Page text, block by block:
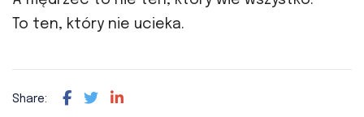
To ten, który nie ucieka.
Share: